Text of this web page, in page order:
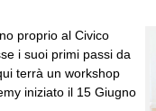
proprio al Civico
i suoi primi passi da
terrà un workshop
iniziato il 15 Giugno